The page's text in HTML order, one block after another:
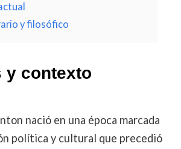
y filosófico
y contexto
nació en una época marcada
política y cultural que precedió